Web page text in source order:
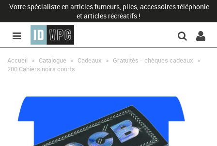
Votre spécialiste en articles fumeurs, piles, accessoires téléphonie
et articles récréatifs !
Accueil > Catalogue > Cadeaux > Gratuités - chèques cadeaux >
200 Cahiers noirs courts